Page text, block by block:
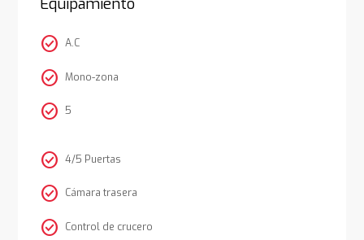
check_circle A.C
check_circle Mono-zona
check_circle 5
check_circle 4/5 Puertas
check_circle Cámara trasera
check_circle Control de crucero